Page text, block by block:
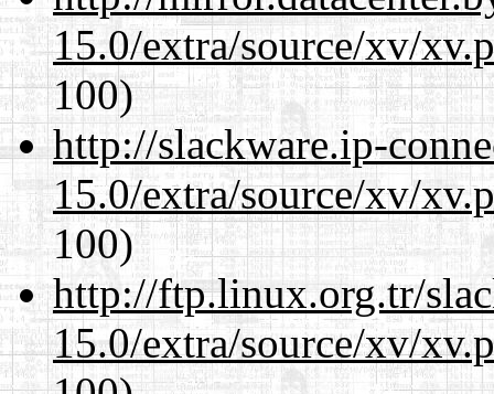
15.0/extra/source/xv/
100)
http://slackware.ip-
15.0/extra/source/xv/
100)
http://ftp.linux.org.tr/
15.0/extra/source/xv/